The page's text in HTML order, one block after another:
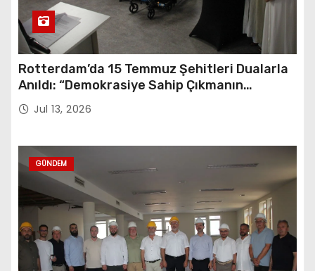
Rotterdam’da 15 Temmuz Şehitleri Dualarla
Anıldı: “Demokrasiye Sahip Çıkmanın
Sembolü”
Jul 13, 2026
GÜNDEM